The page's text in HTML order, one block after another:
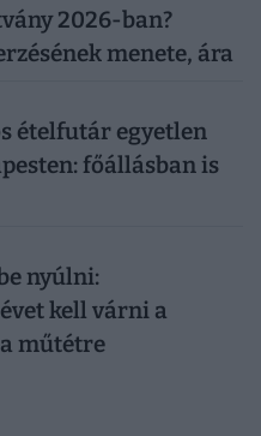
2026-ban?
menete, ára
ételfutár egyetlen
főállásban is
nyúlni:
kell várni a
műtétre